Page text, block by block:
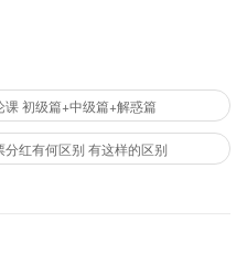
课 初级篇+中级篇+解惑篇
红有何区别 有这样的区别